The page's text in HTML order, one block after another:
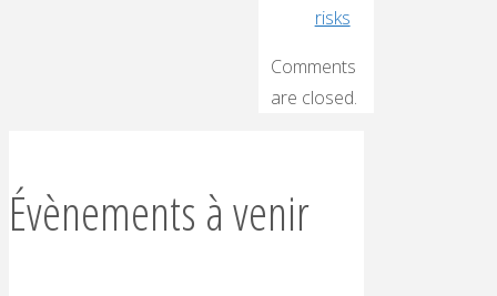
risks
Comments
are closed.
Évènements à venir